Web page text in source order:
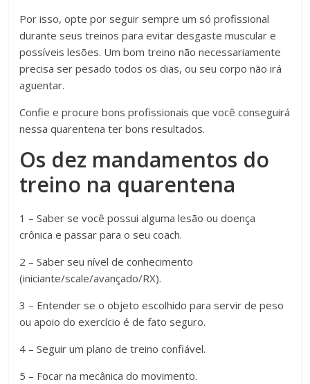
Por isso, opte por seguir sempre um só profissional
durante seus treinos para evitar desgaste muscular e
possíveis lesões. Um bom treino não necessariamente
precisa ser pesado todos os dias, ou seu corpo não irá
aguentar.
Confie e procure bons profissionais que você conseguirá
nessa quarentena ter bons resultados.
Os dez mandamentos do
treino na quarentena
1 – Saber se você possui alguma lesão ou doença
crônica e passar para o seu coach.
2 – Saber seu nível de conhecimento
(iniciante/scale/avançado/RX).
3 – Entender se o objeto escolhido para servir de peso
ou apoio do exercício é de fato seguro.
4 – Seguir um plano de treino confiável.
5 – Focar na mecânica do movimento.